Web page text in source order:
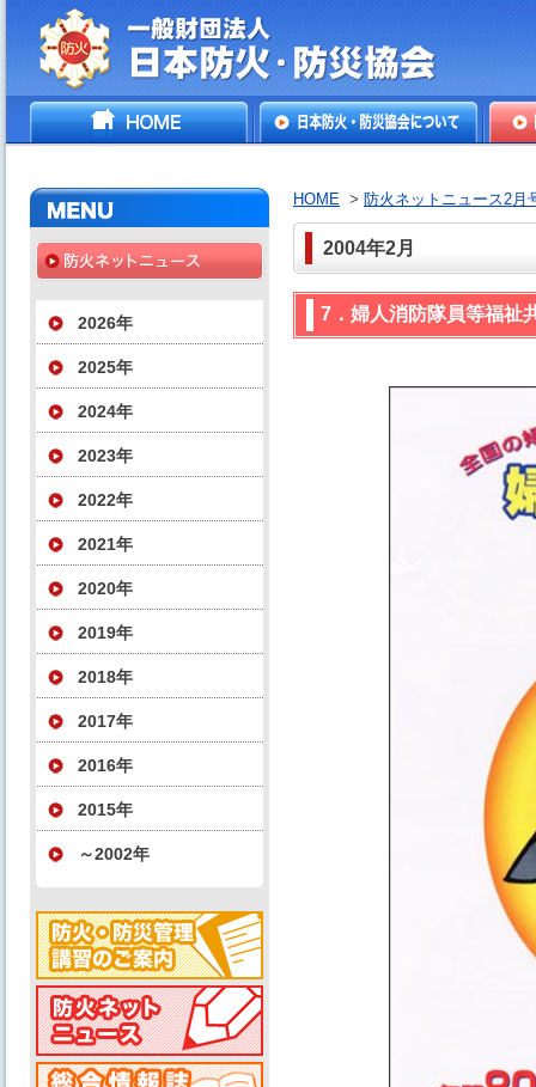
一般財団法人日本防火・防
HOME
2026年
2025年
2024年
2023年
2022年
2021年
2020年
2019年
2018年
2017年
2016年
2015年
～2002年
HOME > 防火ネットニュース2月
2004年2月
7．婦人消防隊員等福祉